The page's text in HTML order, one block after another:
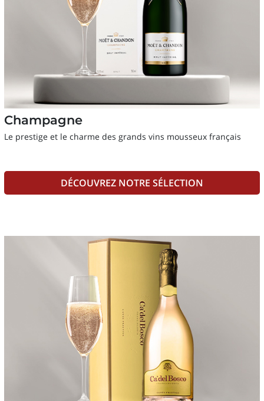
Champagne
Le prestige et le charme des grands vins mousseux français
DÉCOUVREZ NOTRE SÉLECTION